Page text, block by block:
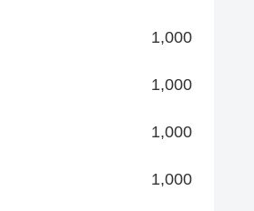
1,000
1,000
1,000
1,000